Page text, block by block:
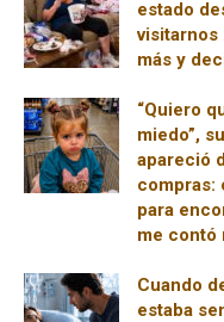
estado
visitarnos
más y
“Quiero
miedo”,
apareció
compras:
para
me contó
Cuando
estaba